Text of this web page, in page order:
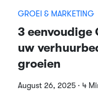
GROEI & MARKETING
3 eenvoudige
uw
groeien
August 26, 2025 · 4